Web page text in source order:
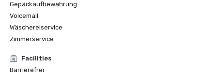
Gepäckaufbewahrung
Voicemail
Wäschereiservice
Zimmerservice
Facilities
Barrierefrei